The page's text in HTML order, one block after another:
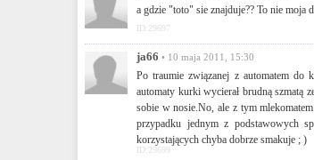
a gdzie "toto" sie znajduje?? To nie moja
ID:29697
ja66 • 10 maja 2011, 15:30
Po traumie związanej z automatem do
automaty kurki wycierał brudną szmatą
sobie w nosie.No, ale z tym
przypadku jednym z podstawowych
korzystających chyba dobrze smakuje ; )
ID:29699